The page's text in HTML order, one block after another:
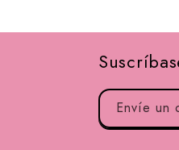
Envíe un